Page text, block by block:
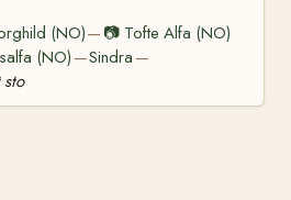
(NO)— 📷 Tofte Alfa (NO)
(NO)—Sindra —